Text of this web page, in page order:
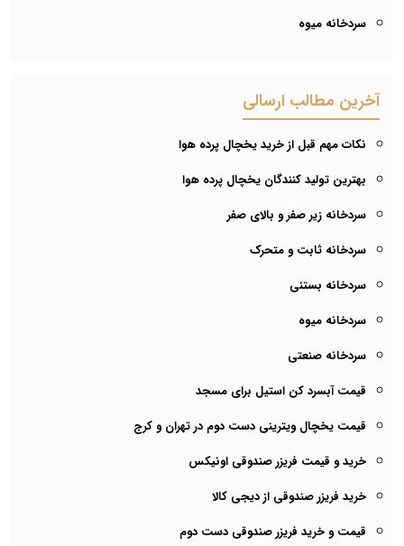
سردخانه میوه
آخرین مطالب ارسالی
نکات مهم قبل از خرید یخچال پرده هوا
بهترین تولید کنندگان یخچال پرده هوا
سردخانه زیر صفر و بالای صفر
سردخانه ثابت و متحرک
سردخانه بستنی
سردخانه میوه
سردخانه صنعتی
قیمت آبسرد کن استیل برای مسجد
قیمت یخچال ویترینی دست دوم در تهران و کرج
خرید و قیمت فریزر صندوقی اونیکس
خرید فریزر صندوقی از دیجی کالا
قیمت و خرید فریزر صندوقی دست دوم